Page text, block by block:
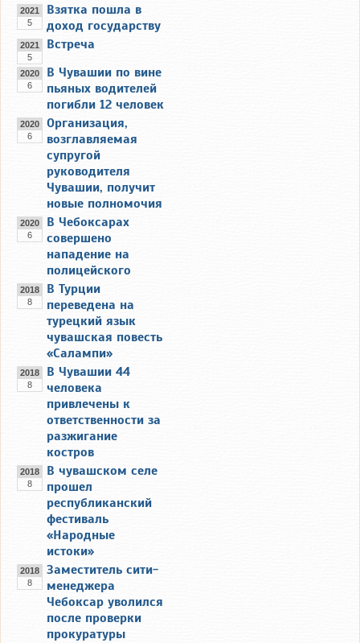
2021
5
Взятка пошла в
доход государству
2021
5
Встреча
2020
6
В Чувашии по вине
пьяных водителей
погибли 12 человек
2020
6
Организация,
возглавляемая
супругой
руководителя
Чувашии, получит
новые полномочия
2020
6
В Чебоксарах
совершено
нападение на
полицейского
2018
8
В Турции
переведена на
турецкий язык
чувашская повесть
«Салампи»
2018
8
В Чувашии 44
человека
привлечены к
ответственности за
разжигание
костров
2018
8
В чувашском селе
прошел
республиканский
фестиваль
«Народные
истоки»
2018
8
Заместитель сити-
менеджера
Чебоксар уволился
после проверки
прокуратуры